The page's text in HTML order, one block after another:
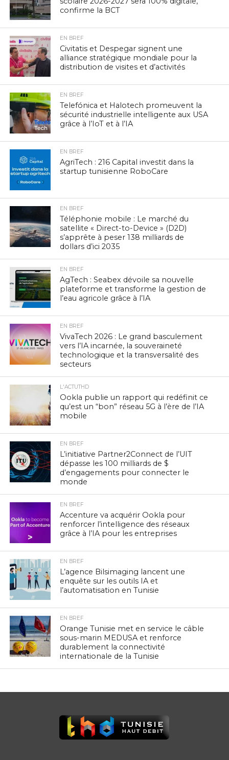
confirme la BCT
EN BREF
Civitatis et Despegar signent une
alliance stratégique mondiale pour la
distribution de visites et d’activités
EN BREF
Telefónica et Halotech promeuvent la
sécurité industrielle intelligente aux USA
grâce à l’IoT et à l’IA
EN BREF
AgriTech : 216 Capital investit dans la
startup tunisienne RoboCare
EN BREF
Téléphonie mobile : Le marché du
satellite « Direct-to-Device » (D2D)
s’apprête à peser 138 milliards de
dollars d’ici 2035
EN BREF
AgTech : Seabex dévoile sa nouvelle
plateforme et transforme la gestion de
l’eau agricole grâce à l’IA
EN BREF
VivaTech 2026 : Le grand basculement
vers l’IA incarnée, la souveraineté
technologique et la transversalité des
secteurs
L'ACTUTHD
Ookla publie un rapport qui redéfinit ce
qu’est un “bon” réseau 5G à l’ère de l’IA
mobile
EN BREF
L’initiative Partner2Connect de l’UIT
dépasse les 100 milliards de $
d’engagements pour connecter le
monde
EN BREF
Accenture va acquérir Ookla pour
renforcer l’intelligence des réseaux
grâce à l’IA pour les entreprises
EN BREF
L’agence Bilsimaging lancent une
enquête sur les outils IA et
l’automatisation en Tunisie
EN BREF
Orange Tunisie met en service le câble
sous-marin MEDUSA et renforce
durablement la connectivité
internationale de la Tunisie